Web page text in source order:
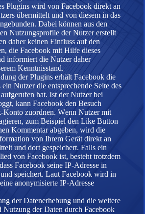
Plugins wird von Facebook direkt an
übermittelt und von diesem in das
Dabei können aus den
Nutzungsprofile der Nutzer erstellt
daher keinen Einfluss auf den
die Facebook mit Hilfe dieses
informiert die Nutzer daher
Kenntnisstand.
der Plugins erhält Facebook die
Nutzer die entsprechende Seite des
hat. Ist der Nutzer bei
kann Facebook den Besuch
Konto zuordnen. Wenn Nutzer mit
zum Beispiel den Like Button
Kommentar abgeben, wird die
von Ihrem Gerät direkt an
und dort gespeichert. Falls ein
von Facebook ist, besteht trotzdem
Facebook seine IP-Adresse in
speichert. Laut Facebook wird in
anonymisierte IP-Adresse
der Datenerhebung und die weitere
Nutzung der Daten durch Facebook